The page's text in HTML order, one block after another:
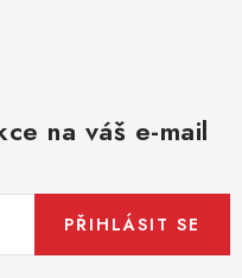
na váš e-mail
PŘIHLÁSIT SE